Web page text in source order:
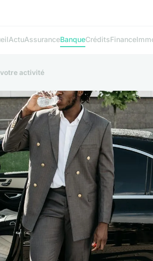
ActuAssuranceBanqueCréditsFinance
activité